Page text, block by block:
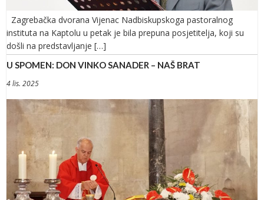
Zagrebačka dvorana Vijenac Nadbiskupskoga pastoralnog
instituta na Kaptolu u petak je bila prepuna posjetitelja, koji su
došli na predstavljanje […]
U SPOMEN: DON VINKO SANADER – NAŠ BRAT
4 lis. 2025